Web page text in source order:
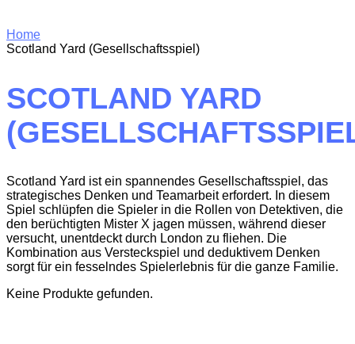
Home
Scotland Yard (Gesellschaftsspiel)
SCOTLAND YARD
Scotland Yard ist ein spannendes Gesellschaftsspiel, das
strategisches Denken und Teamarbeit erfordert. In diesem
Spiel schlüpfen die Spieler in die Rollen von Detektiven, die
den berüchtigten Mister X jagen müssen, während dieser
versucht, unentdeckt durch London zu fliehen. Die
Kombination aus Versteckspiel und deduktivem Denken
sorgt für ein fesselndes Spielerlebnis für die ganze Familie.
Keine Produkte gefunden.